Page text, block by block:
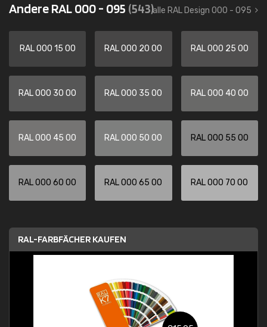
Andere RAL 000 - 095 (543)alle RAL Design 000 - 095
RAL 000 15 00 RAL 000 20 00 RAL 000 25 00
RAL 000 30 00 RAL 000 35 00 RAL 000 40 00
RAL 000 45 00 RAL 000 50 00 RAL 000 55 00
RAL 000 60 00 RAL 000 65 00 RAL 000 70 00
RAL-FARBFÄCHER KAUFEN